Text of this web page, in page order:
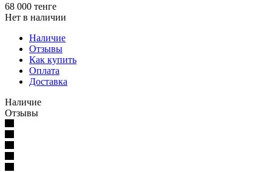
68 000 тенге
Нет в наличии
Наличие
Отзывы
Как купить
Оплата
Доставка
Наличие
Отзывы